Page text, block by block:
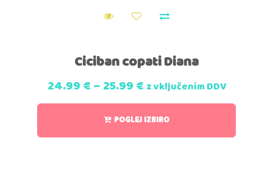
Ciciban copati Diana
24.99€–25.99€ z vključenim DDV
POGLEJ IZBIRO